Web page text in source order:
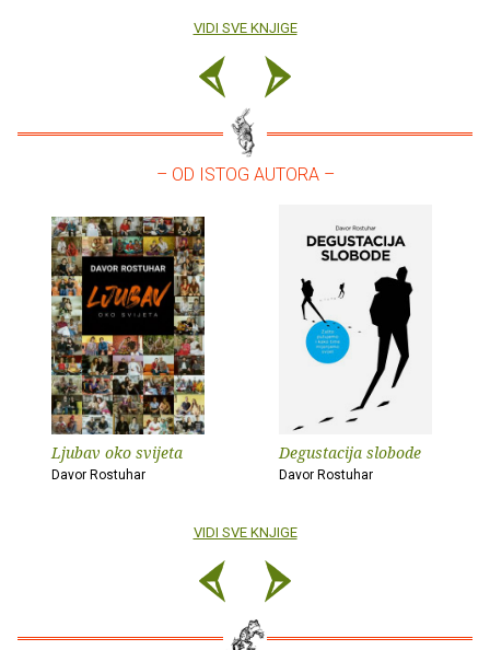
VIDI SVE KNJIGE
– OD ISTOG AUTORA –
Ljubav oko svijeta
Davor Rostuhar
Degustacija slobode
Davor Rostuhar
VIDI SVE KNJIGE